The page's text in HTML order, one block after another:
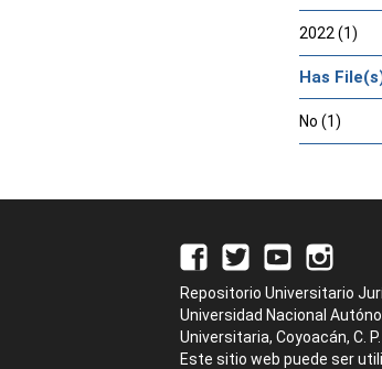
2022 (1)
Has
No (1)
Repositorio Universitario
Universidad Nacional
Universitaria, Coyoacán, C.
Este sitio web puede ser